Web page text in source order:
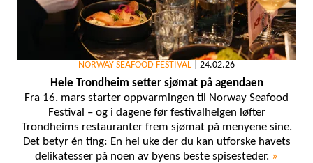
NORWAY SEAFOOD FESTIVAL 24.02.26
Hele Trondheim setter sjømat på agendaen
Fra 16. mars starter oppvarmingen til Norway Seafood
Festival – og i dagene før festivalhelgen løfter
Trondheims restauranter frem sjømat på menyene sine.
Det betyr én ting: En hel uke der du kan utforske havets
delikatesser på noen av byens beste spisesteder. »